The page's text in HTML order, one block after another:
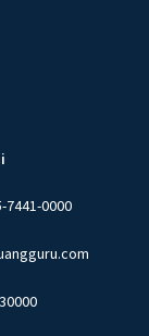
7441-0000